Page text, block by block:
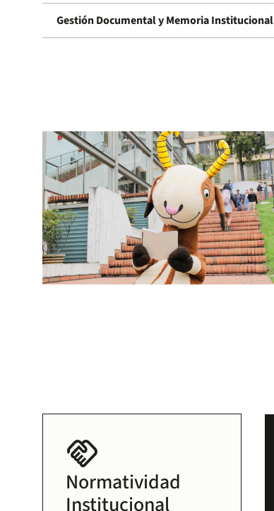
Gestión Documental y Memoria Institucional
handshake
Normatividad
Institucional